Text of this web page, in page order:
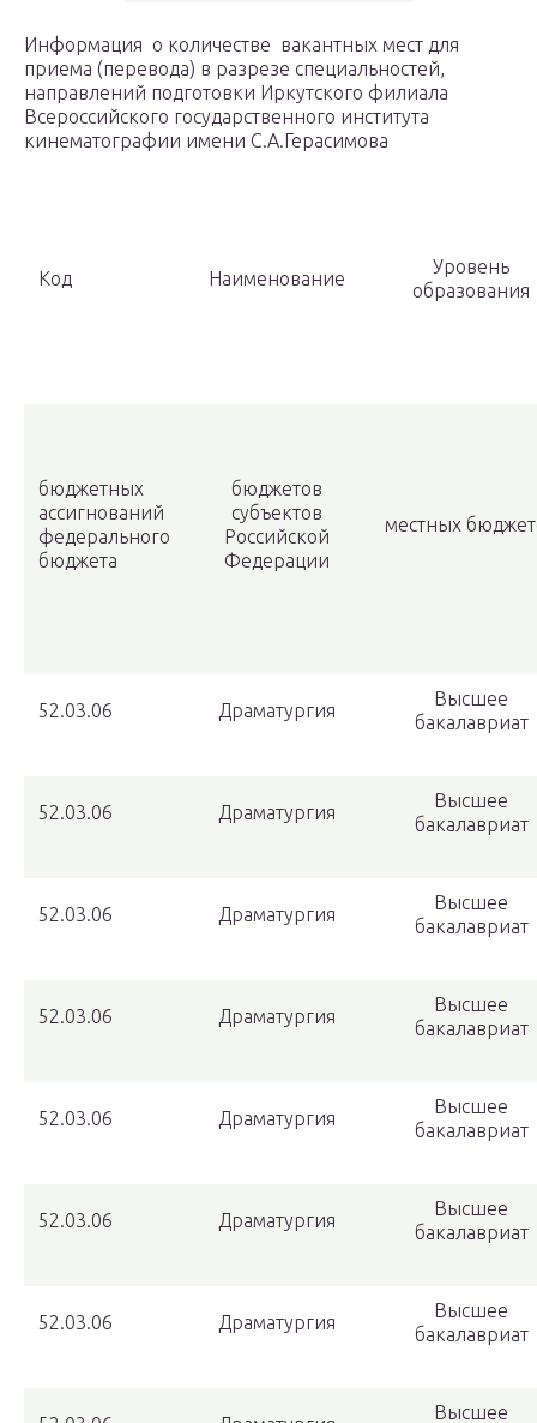
Информация о количестве вакантных мест для
приема (перевода) в разрезе специальностей,
направлений подготовки Иркутского филиала
Всероссийского государственного института
кинематографии имени С.А.Герасимова
Код Наименование
Уровень
образования
бюджетных
ассигнований
федерального
бюджета
бюджетов
субъектов
Российской
Федерации
местных
52.03.06 Драматургия
Высшее
бакалавриат
52.03.06 Драматургия
Высшее
бакалавриат
52.03.06 Драматургия
Высшее
бакалавриат
52.03.06 Драматургия
Высшее
бакалавриат
52.03.06 Драматургия
Высшее
бакалавриат
52.03.06 Драматургия
Высшее
бакалавриат
52.03.06 Драматургия
Высшее
бакалавриат
Высшее